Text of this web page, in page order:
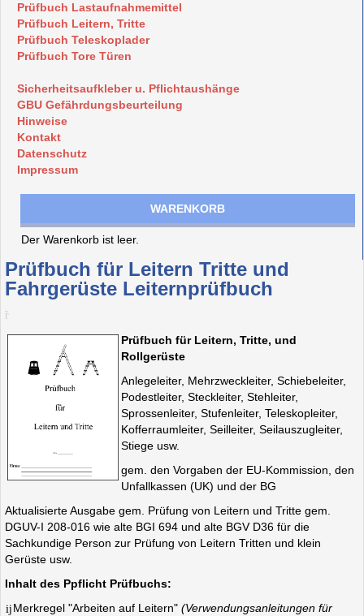
Prüfbuch Lastaufnahmemittel
Prüfbuch Leitern, Tritte
Prüfbuch Teleskoplader
Prüfbuch Tore Türen
Sicherheitsaufkleber u. Pflichtaushänge
GBU Gefährdungsbeurteilung
Hinweise
Kontakt
Datenschutz
Impressum
WARENKORB
Der Warenkorb ist leer.
Prüfbuch für Leitern Tritte und
Fahrgerüste Leiternprüfbuch
Prüfbuch für Leitern, Tritte, und
Rollgerüste
Anlegeleiter, Mehrzweckleiter, Schiebeleiter,
Podestleiter, Steckleiter, Stehleiter,
Sprossenleiter, Stufenleiter, Teleskopleiter,
Kofferraumleiter, Seilleiter, Seilauszugleiter,
Stiege usw.
gem. den Vorgaben der EU-Kommission, den
Unfallkassen (UK) und der BG
Aktualisierte Ausgabe gem. Prüfung von Leitern und Tritte gem.
DGUV-I 208-016 wie alte BGI 694 und alte BGV D36 für die
Sachkundige Person zur Prüfung von Leitern Tritten und klein
Gerüste usw.
Inhalt des Ppflicht Prüfbuchs:
Merkregel "Arbeiten auf Leitern" (Verwendungsanleitungen für